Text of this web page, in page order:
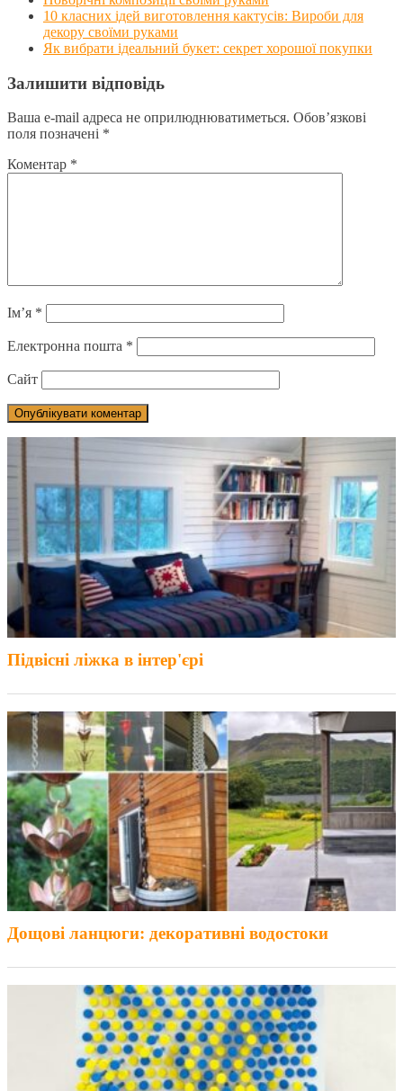
10 класних ідей виготовлення кактусів: Вироби для
декору своїми руками
Як вибрати ідеальний букет: секрет хорошої покупки
Залишити відповідь
Ваша e-mail адреса не оприлюднюватиметься. Обов’язкові
поля позначені *
Коментар *
Ім’я *
Електронна пошта *
Сайт
Підвісні ліжка в інтер'єрі
Дощові ланцюги: декоративні водостоки